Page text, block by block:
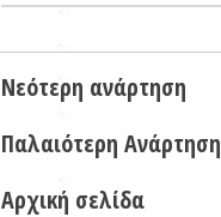
Νεότερη ανάρτηση
Παλαιότερη Ανάρτηση
Αρχική σελίδα